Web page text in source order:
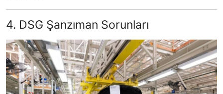
4. DSG Şanzıman Sorunları